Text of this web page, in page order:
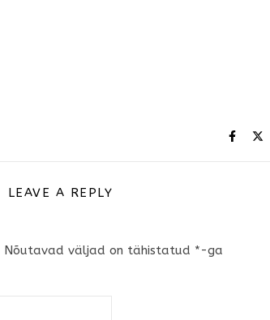
LEAVE A REPLY
Nõutavad väljad on tähistatud *-ga